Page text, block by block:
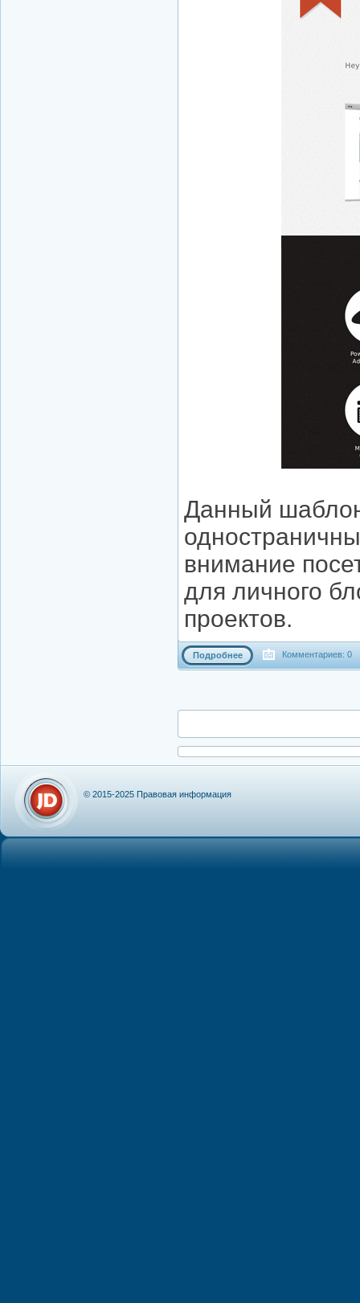
Данный
внимание
для личного
проектов.
Подробнее Комментариев: 0
© 2015-2025 Правовая информация